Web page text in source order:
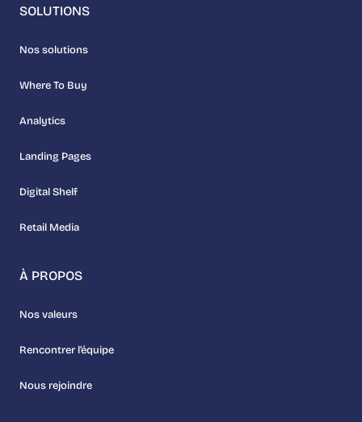
SOLUTIONS
Nos solutions
Where To Buy
Analytics
Landing Pages
Digital Shelf
Retail Media
À PROPOS
Nos valeurs
Rencontrer l’équipe
Nous rejoindre